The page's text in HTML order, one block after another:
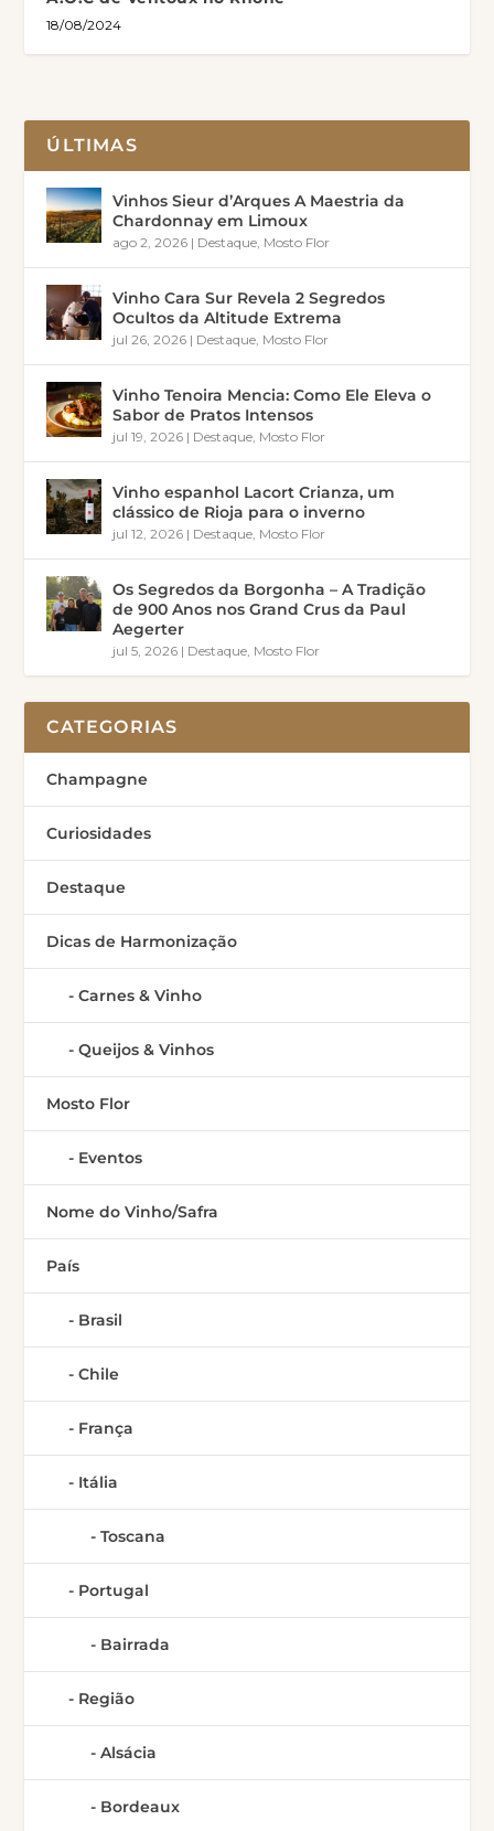
18/08/2024
ÚLTIMAS
Vinhos Sieur d’Arques A Maestria da
Chardonnay em Limoux
ago 2, 2026 | Destaque Mosto Flor
Vinho Cara Sur Revela 2 Segredos
Ocultos da Altitude Extrema
jul 26, 2026 | Destaque Mosto Flor
Vinho Tenoira Mencia: Como Ele Eleva o
Sabor de Pratos Intensos
jul 19, 2026 | Destaque Mosto Flor
Vinho espanhol Lacort Crianza, um
clássico de Rioja para o inverno
jul 12, 2026 | Destaque Mosto Flor
Os Segredos da Borgonha – A Tradição
de 900 Anos nos Grand Crus da Paul
Aegerter
jul 5, 2026 | Destaque Mosto Flor
CATEGORIAS
Champagne
Curiosidades
Destaque
Dicas de Harmonização
Carnes & Vinho
Queijos & Vinhos
Mosto Flor
Eventos
Nome do Vinho/Safra
País
Brasil
Chile
França
Itália
Toscana
Portugal
Bairrada
Região
Alsácia
Bordeaux